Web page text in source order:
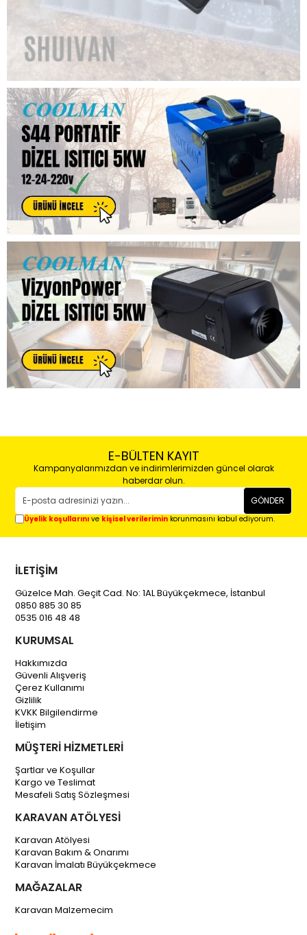
E-BÜLTEN KAYIT
Kampanyalarımızdan ve indirimlerimizden güncel olarak
haberdar olun.
GÖNDER
Üyelik koşullarını ve kişisel verilerimin korunmasını kabul ediyorum.
İLETİŞİM
Güzelce Mah. Geçit Cad. No: 1AL Büyükçekmece, İstanbul
0850 885 30 85
0535 016 48 48
KURUMSAL
Hakkımızda
Güvenli Alışveriş
Çerez Kullanımı
Gizlilik
KVKK Bilgilendirme
İletişim
MÜŞTERİ HİZMETLERİ
Şartlar ve Koşullar
Kargo ve Teslimat
Mesafeli Satış Sözleşmesi
KARAVAN ATÖLYESİ
Karavan Atölyesi
Karavan Bakım & Onarımı
Karavan İmalatı Büyükçekmece
MAĞAZALAR
Karavan Malzemecim